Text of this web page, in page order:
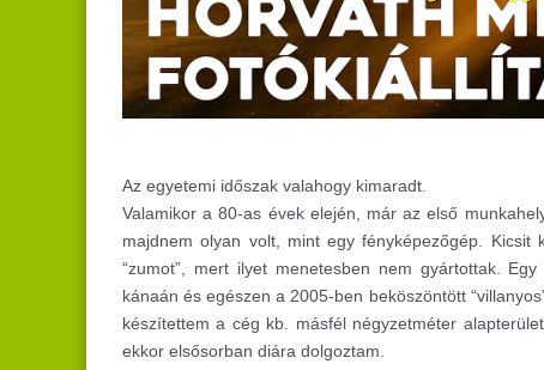
Az egyetemi időszak valahogy kimaradt.
Valamikor a 80-as évek elején, már az első
majdnem olyan volt, mint egy fényképezőgép. Kicsit
“zumot”, mert ilyet menetesben nem gyártottak.
kánaán és egészen a 2005-ben beköszöntött
készítettem a cég kb. másfél négyzetméter
ekkor elsősorban diára dolgoztam.